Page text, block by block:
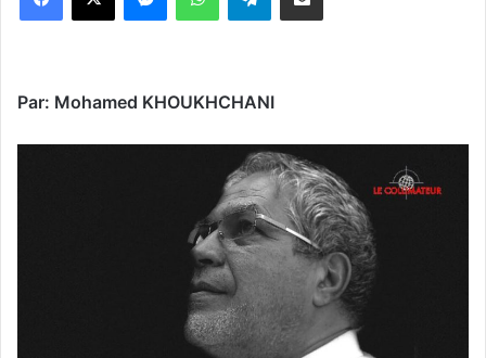
Par: Mohamed KHOUKHCHANI